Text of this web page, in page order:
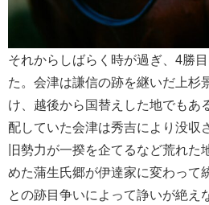
それからしばらく時が過ぎ、4勝
た。会津は謙信の跡を継いだ上杉
け、越後から国替えした地でもあ
配していた会津は秀吉により没収
旧勢力が一揆を企てるなど荒れた
めた蒲生氏郷が伊達家に変わって
との跡目争いによって諍いが絶え